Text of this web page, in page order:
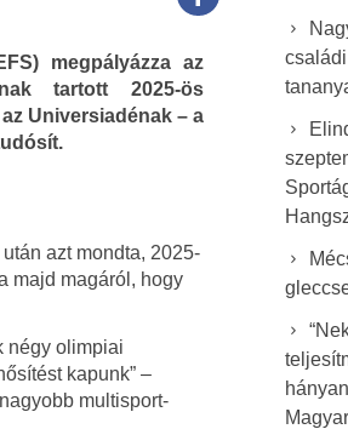
megpályázza az
tartott 2025-ös
Universiadénak – a
azt mondta, 2025-
majd magáról, hogy
négy olimpiai
kapunk” –
multisport-